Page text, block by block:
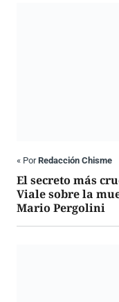
« PorRedacción Chisme
El secreto más
Viale sobre la
Mario Pergolini